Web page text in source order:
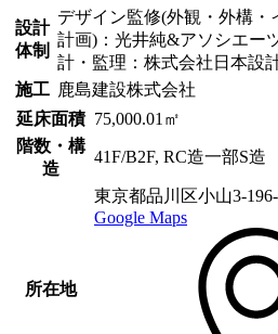
設計
体制
デザイン監修(外観・外構・
計画)：光井純&アソシエー
計・監理：株式会社日本設
施工 鹿島建設株式会社
延床面積 75,000.01㎡
階数・構
造
41F/B2F, RC造一部S造
所在地
東京都品川区小山3-196-
Google Maps